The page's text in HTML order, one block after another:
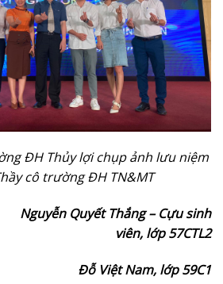
ĐH Thủy lợi chụp ảnh lưu niệm
cô trường ĐH TN&MT
Nguyễn Quyết Thắng – Cựu sinh
viên, lớp 57CTL2
Đỗ Việt Nam, lớp 59C1